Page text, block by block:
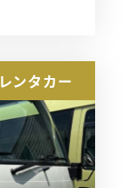
レンタカー